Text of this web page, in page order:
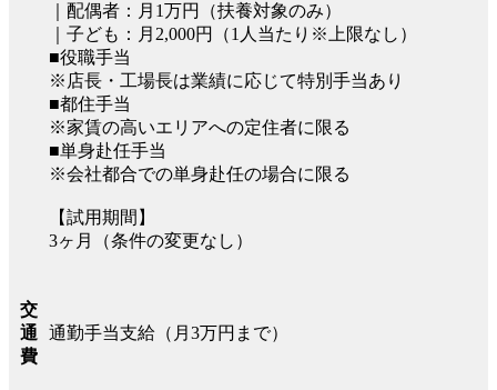
｜配偶者：月1万円（扶養対象のみ）
｜子ども：月2,000円（1人当たり※上限なし）
■役職手当
※店長・工場長は業績に応じて特別手当あり
■都住手当
※家賃の高いエリアへの定住者に限る
■単身赴任手当
※会社都合での単身赴任の場合に限る
【試用期間】
3ヶ月（条件の変更なし）
交
通
費
通勤手当支給（月3万円まで）